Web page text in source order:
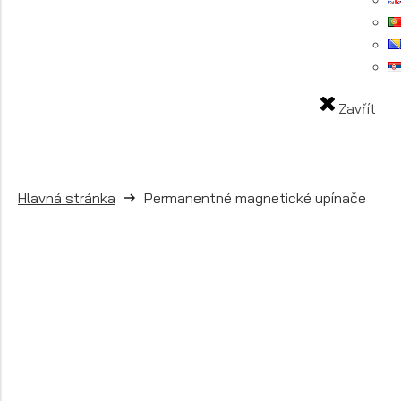
Zavřít
Hlavná stránka Permanentné magnetické upínače